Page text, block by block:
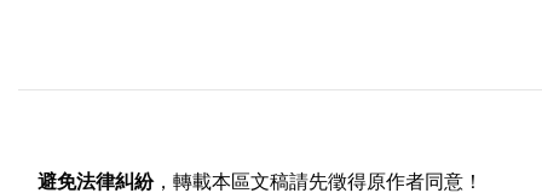
避免法律糾紛，轉載本區文稿請先徵得原作者同意！